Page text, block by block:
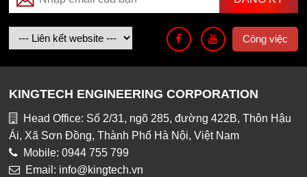
Công việc
KINGTECH ENGINEERING CORPORATION
Head Office: Số 2/31, ngõ 285, đường 422B, Thôn Hậu
Ái, Xã Sơn Đồng, Thành Phố Hà Nội, Việt Nam
Mobile: 0944 755 799
Email: info@kingtech.vn